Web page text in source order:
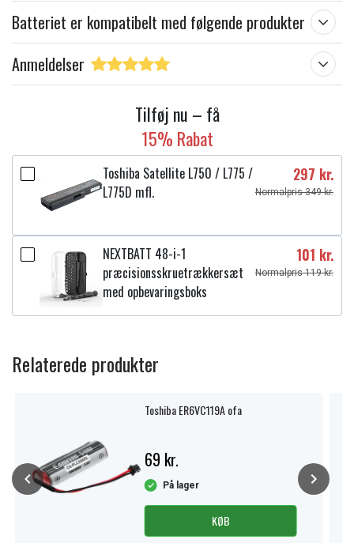
Batteriet er kompatibelt med følgende produkter
Anmeldelser
Tilføj nu – få
15% Rabat
Toshiba Satellite L750 / L775 /
L775D mfl.
297 kr.
Normalpris 349 kr.
NEXTBATT 48-i-1
præcisionsskruetrækkersæt
med opbevaringsboks
101 kr.
Normalpris 119 kr.
Relaterede produkter
Toshiba ER6VC119A ofa
69 kr.
På lager
KØB